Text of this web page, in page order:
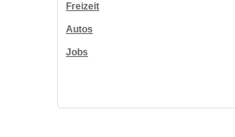
Freizeit
Autos
Jobs